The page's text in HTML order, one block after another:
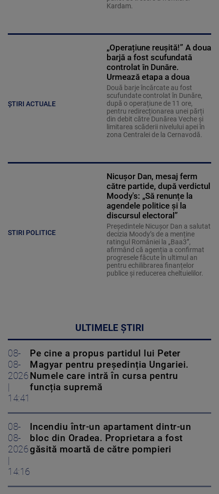
Kardam.
ȘTIRI ACTUALE
„Operațiune reușită!” A doua
barjă a fost scufundată
controlat în Dunăre.
Urmează etapa a doua
Două barje încărcate au fost
scufundate controlat în Dunăre,
după o operațiune de 11 ore,
pentru redirecționarea unei părți
din debit către Dunărea Veche și
limitarea scăderii nivelului apei în
zona Centralei de la Cernavodă.
STIRI POLITICE
Nicușor Dan, mesaj ferm
către partide, după verdictul
Moody's: „Să renunțe la
agendele politice şi la
discursul electoral”
Președintele Nicușor Dan a salutat
decizia Moody’s de a menține
ratingul României la „Baa3”,
afirmând că agenția a confirmat
progresele făcute în ultimul an
pentru echilibrarea finanțelor
publice și reducerea cheltuielilor.
ULTIMELE ȘTIRI
08-
08-
2026
|
14:41
Pe cine a propus partidul lui Peter
Magyar pentru președinția Ungariei.
Numele care intră în cursa pentru
funcția supremă
08-
08-
2026
|
14:16
Incendiu într-un apartament dintr-un
bloc din Oradea. Proprietara a fost
găsită moartă de către pompieri